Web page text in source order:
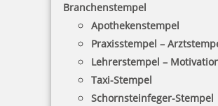
Branchenstempel
Apothekenstempel
Praxisstempel –
Lehrerstempel –
Taxi-Stempel
Schornsteinfeger-Stempel